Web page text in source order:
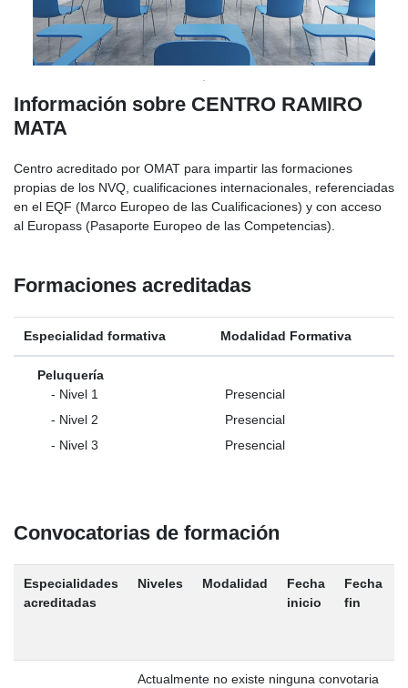
Información sobre CENTRO RAMIRO
MATA
Centro acreditado por OMAT para impartir las formaciones
propias de los NVQ, cualificaciones internacionales, referenciadas
en el EQF (Marco Europeo de las Cualificaciones) y con acceso
al Europass (Pasaporte Europeo de las Competencias).
Formaciones acreditadas
Especialidad formativa Modalidad Formativa
Peluquería
- Nivel 1
Presencial
- Nivel 2
Presencial
- Nivel 3
Presencial
Convocatorias de formación
Especialidades
acreditadas
Niveles Modalidad
Fecha
inicio
Fecha
fin
Actualmente no existe ninguna convotaria